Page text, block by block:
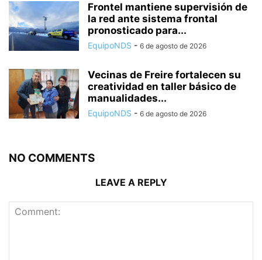
Frontel mantiene supervisión de
la red ante sistema frontal
pronosticado para...
EquipoNDS - 6 de agosto de 2026
Vecinas de Freire fortalecen su
creatividad en taller básico de
manualidades...
EquipoNDS - 6 de agosto de 2026
NO COMMENTS
LEAVE A REPLY